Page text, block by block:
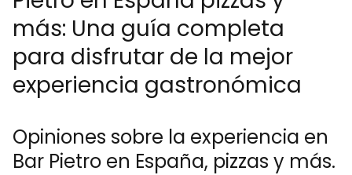
más: Una guía completa
para disfrutar de la mejor
experiencia gastronómica
Opiniones sobre la experiencia en
Bar Pietro en España, pizzas y más.